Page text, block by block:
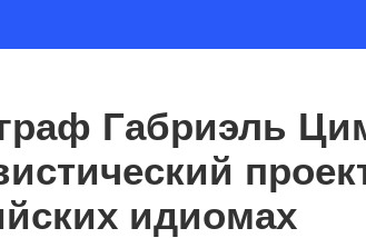
Габриэль
идиомах